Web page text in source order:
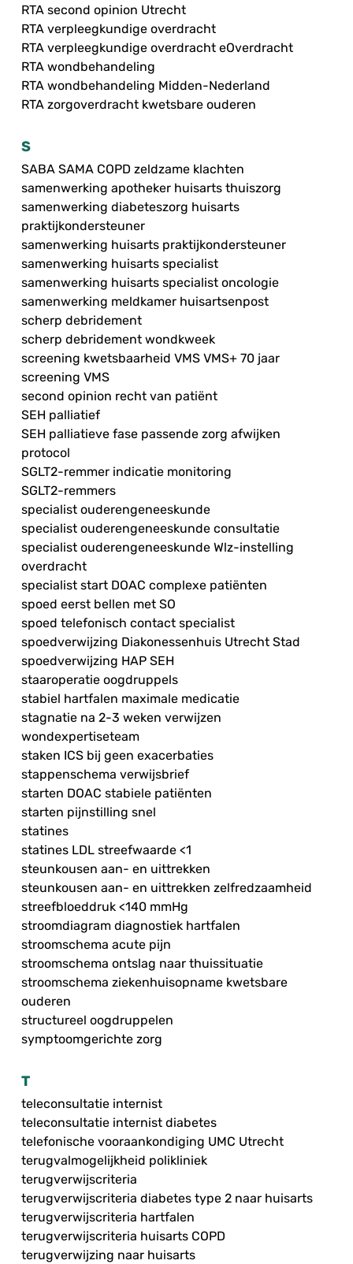
RTA second opinion Utrecht
RTA verpleegkundige overdracht
RTA verpleegkundige overdracht eOverdracht
RTA wondbehandeling
RTA wondbehandeling Midden-Nederland
RTA zorgoverdracht kwetsbare ouderen
S
SABA SAMA COPD zeldzame klachten
samenwerking apotheker huisarts thuiszorg
samenwerking diabeteszorg huisarts
praktijkondersteuner
samenwerking huisarts praktijkondersteuner
samenwerking huisarts specialist
samenwerking huisarts specialist oncologie
samenwerking meldkamer huisartsenpost
scherp debridement
scherp debridement wondkweek
screening kwetsbaarheid VMS VMS+ 70 jaar
screening VMS
second opinion recht van patiënt
SEH palliatief
SEH palliatieve fase passende zorg afwijken
protocol
SGLT2-remmer indicatie monitoring
SGLT2-remmers
specialist ouderengeneeskunde
specialist ouderengeneeskunde consultatie
specialist ouderengeneeskunde Wlz-instelling
overdracht
specialist start DOAC complexe patiënten
spoed eerst bellen met SO
spoed telefonisch contact specialist
spoedverwijzing Diakonessenhuis Utrecht Stad
spoedverwijzing HAP SEH
staaroperatie oogdruppels
stabiel hartfalen maximale medicatie
stagnatie na 2-3 weken verwijzen
wondexpertiseteam
staken ICS bij geen exacerbaties
stappenschema verwijsbrief
starten DOAC stabiele patiënten
starten pijnstilling snel
statines
statines LDL streefwaarde <1
steunkousen aan- en uittrekken
steunkousen aan- en uittrekken zelfredzaamheid
streefbloeddruk <140 mmHg
stroomdiagram diagnostiek hartfalen
stroomschema acute pijn
stroomschema ontslag naar thuissituatie
stroomschema ziekenhuisopname kwetsbare
ouderen
structureel oogdruppelen
symptoomgerichte zorg
T
teleconsultatie internist
teleconsultatie internist diabetes
telefonische vooraankondiging UMC Utrecht
terugvalmogelijkheid polikliniek
terugverwijscriteria
terugverwijscriteria diabetes type 2 naar huisarts
terugverwijscriteria hartfalen
terugverwijscriteria huisarts COPD
terugverwijzing naar huisarts